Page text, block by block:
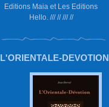
Editions Maia et Les Editions
Hello. /// // /// //
L'ORIENTALE-DEVOTION